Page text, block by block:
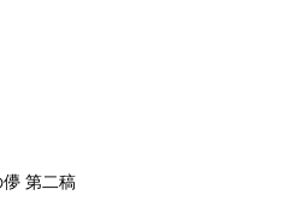
儚 第二稿